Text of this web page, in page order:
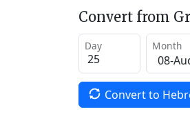
Convert from
Day Month
Convert to